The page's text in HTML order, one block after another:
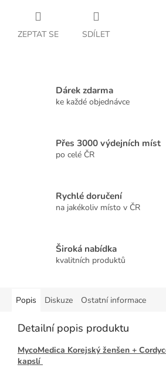
ZEPTAT SE SDÍLET
Dárek zdarma
ke každé objednávce
Přes 3000 výdejních míst
po celé ČR
Rychlé doručení
na jakékoliv místo v ČR
Široká nabídka
kvalitních produktů
Popis Diskuze Ostatní informace
Detailní popis produktu
MycoMedica Korejský ženšen +
kapslí